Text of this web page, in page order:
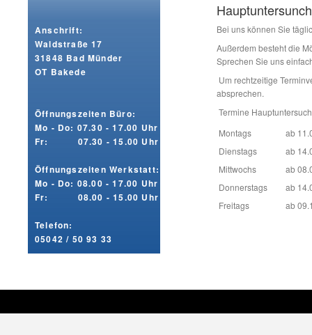
Anschrift:
Waldstraße 17
31848 Bad Münder
OT Bakede
Öffnungszeiten Büro:
Mo - Do: 07.30 - 17.00 Uhr
Fr: 07.30 - 15.00 Uhr
Öffnungszeiten Werkstatt:
Mo - Do: 08.00 - 17.00 Uhr
Fr: 08.00 - 15.00 Uhr
Telefon:
05042 / 50 93 33
Bei uns können Sie
Außerdem besteht die
Sprechen Sie uns
Um rechtzeitige
absprechen.
Termine
Montags
ab
Dienstags
ab
Mittwochs
ab
Donnerstags
ab
Freitags
ab